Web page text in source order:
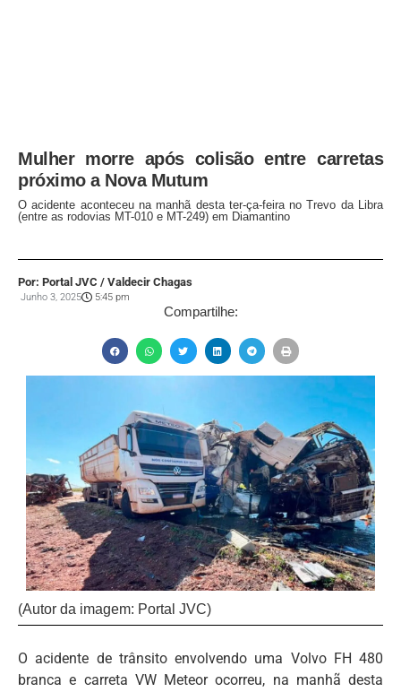
Mulher morre após colisão entre carretas
próximo a Nova Mutum
O acidente aconteceu na manhã desta ter-ça-feira no Trevo da Libra
(entre as rodovias MT-010 e MT-249) em Diamantino
Por: Portal JVC / Valdecir Chagas
Junho 3, 2025 5:45 pm
Compartilhe:
(Autor da imagem: Portal JVC)
O acidente de trânsito envolvendo uma Volvo FH 480
branca e carreta VW Meteor ocorreu, na manhã desta